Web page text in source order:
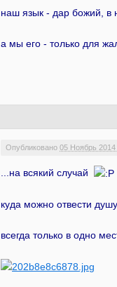
наш язык - дар божий, в
а мы его - только для
Опубликовано05 Ноябрь 2014
...на всякий случай
куда можно отвести
всегда только в одно